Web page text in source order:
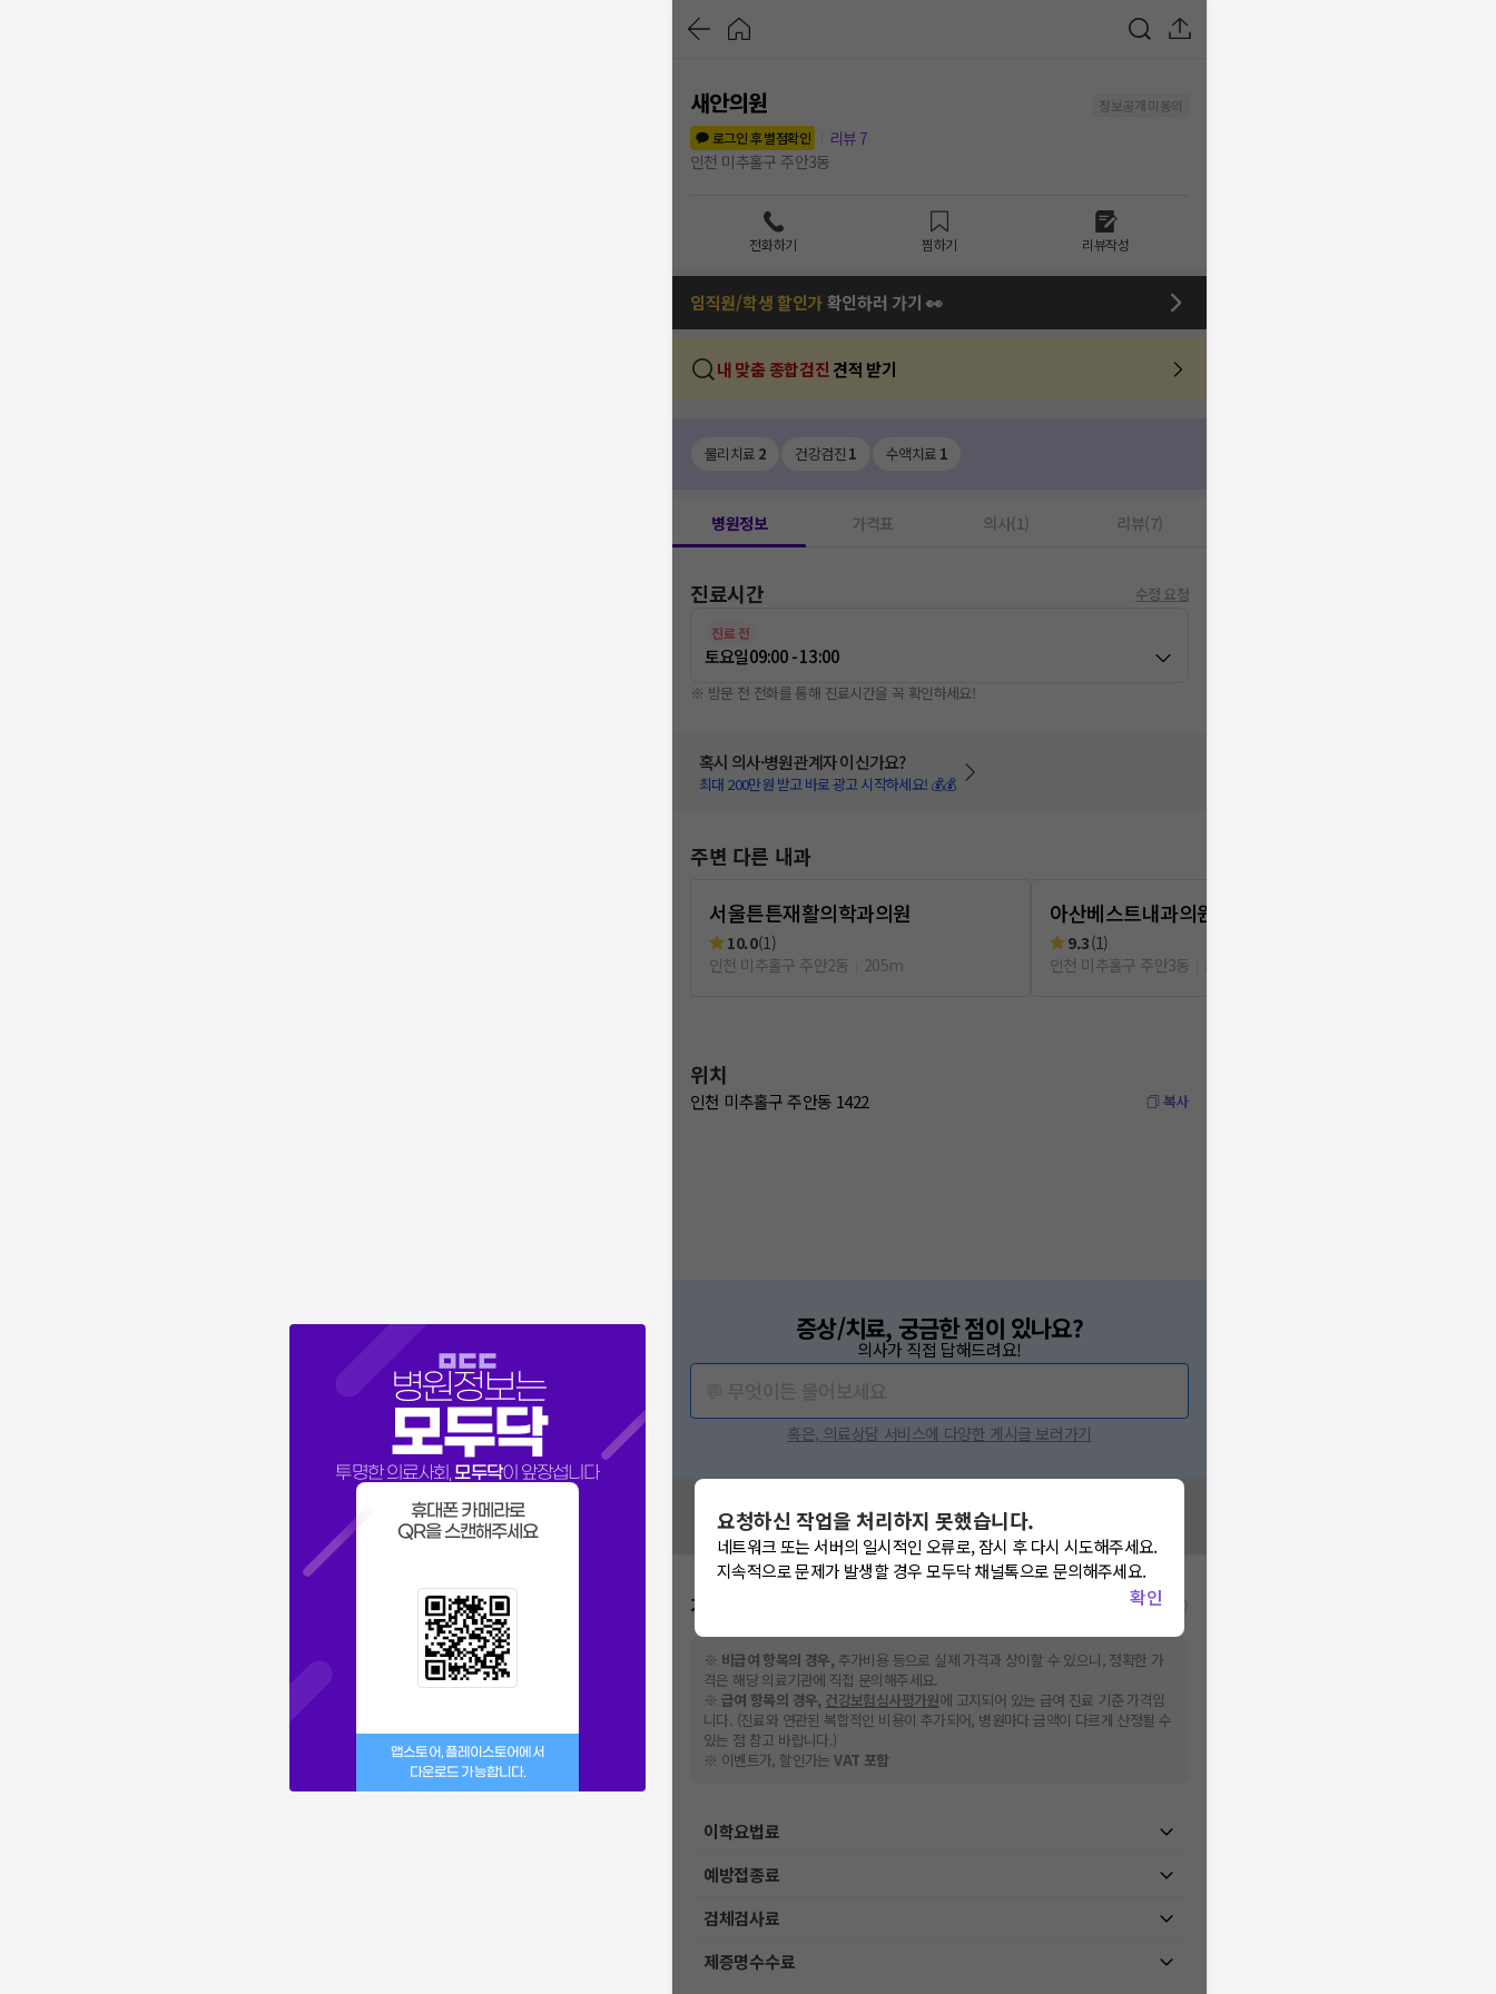
병원정보는
모두닥
투명한 의료사회,모두닥이 앞장섭니다
휴대폰 카메라로
QR을 스캔해주세요
앱스토어, 플레이스토어에서
다운로드 가능합니다.
새안의원
정보공개 미동의
로그인 후 별점확인
리뷰 7
인천 미추홀구 주안3동
전화하기 찜하기 리뷰작성
임직원/학생 할인가확인하러 가기 👀
내 맞춤 종합검진 견적 받기
물리치료 2 건강검진 1 수액치료 1
병원정보 가격표 의사(1) 리뷰(7)
진료시간 수정 요청
진료 전
토요일09:00 - 13:00
※ 방문 전 전화를 통해 진료시간을 꼭 확인하세요!
혹시 의사·병원관계자 이신가요?
최대 200만원 받고 바로 광고 시작하세요! 💰💰
주변 다른 내과
서울튼튼재활의학과의원
10.0(1)
인천 미추홀구 주안2동
205m
아산베스트내과의원
9.3(1)
인천 미추홀구 주안3동
301m
위치
인천 미추홀구 주안동 1422 복사
증상/치료, 궁금한 점이 있나요?
의사가 직접 답해드려요!
혹은, 의료상담 서비스에 다양한 게시글 보러가기
혹시 잘못된 병원정보가 있나요?
모두닥 팀에 알려주세요!
가격표 비급여/급여 진료란?
※ 비급여 항목의 경우, 추가비용 등으로 실제 가격과 상이할 수 있으니, 정확한 가
격은 해당 의료기관에 직접 문의해주세요.
※ 급여 항목의 경우, 건강보험심사평가원에 고지되어 있는 급여 진료 기준 가격입
니다. (진료와 연관된 복합적인 비용이 추가되어, 병원마다 금액이 다르게 산정될 수
있는 점 참고 바랍니다.)
※ 이벤트가, 할인가는VAT 포함
이학요법료
예방접종료
검체검사료
제증명수수료
요청하신 작업을 처리하지 못했습니다.
네트워크 또는 서버의 일시적인 오류로, 잠시 후 다시 시도해주세요.
지속적으로 문제가 발생할 경우 모두닥 채널톡으로 문의해주세요.
확인